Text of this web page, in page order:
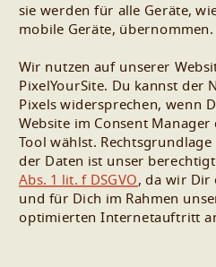
sie werden für alle Geräte,
mobile Geräte, übernommen.
Wir nutzen auf unserer
PixelYourSite. Du kannst der
Pixels widersprechen, wenn
Website im Consent
Tool wählst.
der Daten ist unser
Abs. 1 lit. f DSGVO, da wir Dir
und für Dich im Rahmen
optimierten Internetauftritt